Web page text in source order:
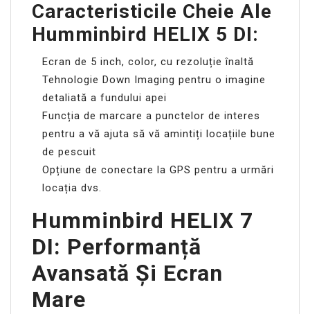
Caracteristicile Cheie Ale
Humminbird HELIX 5 DI:
Ecran de 5 inch, color, cu rezoluție înaltă
Tehnologie Down Imaging pentru o imagine
detaliată a fundului apei
Funcția de marcare a punctelor de interes
pentru a vă ajuta să vă amintiți locațiile bune
de pescuit
Opțiune de conectare la GPS pentru a urmări
locația dvs.
Humminbird HELIX 7
DI: Performanță
Avansată Și Ecran
Mare